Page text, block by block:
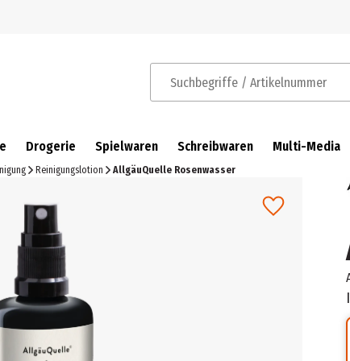
Suchbegriffe / Artikelnummer
Drogerie Spielwaren Schreibwaren Multi-Media
Reinigungslotion AllgäuQuelle Rosenwasser